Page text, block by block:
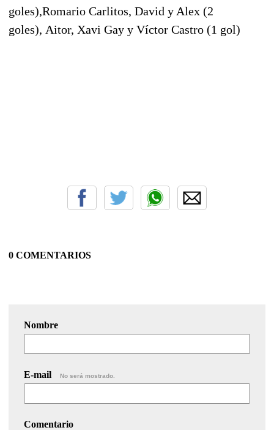
goles),Romario Carlitos, David y Alex (2
goles), Aitor, Xavi Gay y Víctor Castro (1 gol)
0 COMENTARIOS
Nombre
E-mail No será mostrado.
Comentario